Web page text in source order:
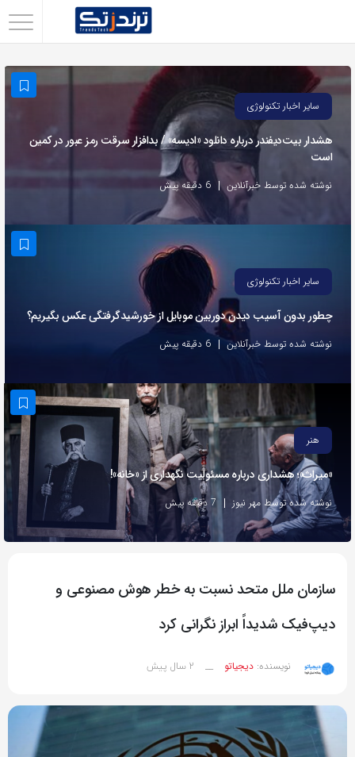
با
استفاده
روش‌های
زیر
این
دوستان
خود
اشتراک
بگذارید.
کپی
لینک
سایر اخبار تکنولوژی
هشدار بیت‌دیفندر درباره دانلود «ادیسه» / بدافزار سرقت رمز عبور در کمین
است
نوشته شده توسط خبرآنلاین 6 دقیقه پیش
سایر اخبار تکنولوژی
چطور بدون آسیب دیدن دوربین موبایل از خورشیدگرفتگی عکس بگیریم؟
نوشته شده توسط خبرآنلاین 6 دقیقه پیش
هنر
«میراث»؛ هشداری درباره مسئولیت نگهداری از «خانه»!
نوشته شده توسط مهر نیوز 7 دقیقه پیش
سازمان ملل متحد نسبت به خطر هوش مصنوعی و
دیپ‌فیک شدیداً ابراز نگرانی کرد
نویسنده: دیجیاتو __ 2 سال پیش